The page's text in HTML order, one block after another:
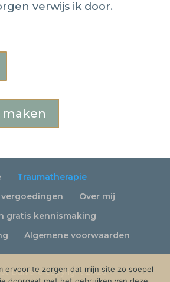
verwijs ik door.
maken
Traumatherapie
Over mij
gratis kennismaking
Algemene voorwaarden
Danielle copyright 2026 -
ervoor te zorgen dat mijn site zo soepel